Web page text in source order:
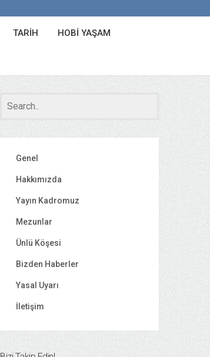
TARIH HOBI YAŞAM
Genel
Hakkımızda
Yayın Kadromuz
Mezunlar
Ünlü Köşesi
Bizden Haberler
Yasal Uyarı
İletişim